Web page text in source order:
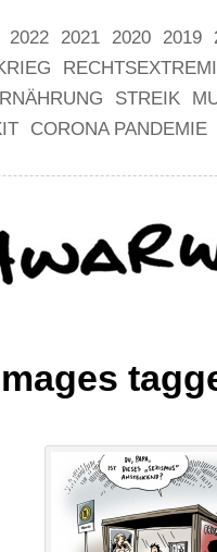
2022 2021 2020 2019
STREIK
CORONA PANDEMIE